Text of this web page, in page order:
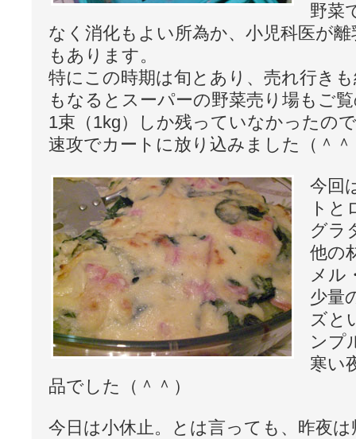
野菜
なく消化もよい所為か、小児科医が
もあります。
特にこの時期は旬とあり、売れ行き
もなるとスーパーの野菜売り場もご
1束（1kg）しか残っていなかったの
速攻でカートに放り込みました（＾
今回
トと
グラ
他の
メル
少量
ズと
ンプ
寒い
品でした（＾＾）
今日は小休止。とは言っても、昨夜